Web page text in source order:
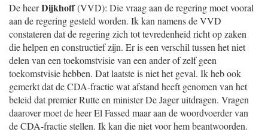
De heerDijkhoff(VVD): Die vraag aan de regering moet vooral
aan de regering gesteld worden. Ik kan namens de VVD
constateren dat de regering zich tot tevredenheid richt op zaken
die helpen en constructief zijn. Er is een verschil tussen het niet
delen van een toekomstvisie van een ander of zelf geen
toekomstvisie hebben. Dat laatste is niet het geval. Ik heb ook
gemerkt dat de CDA-fractie wat afstand heeft genomen van het
beleid dat premier Rutte en minister De Jager uitdragen. Vragen
daarover moet de heer El Fassed maar aan de woordvoerder van
de CDA-fractie stellen. Ik kan die niet voor hem beantwoorden.